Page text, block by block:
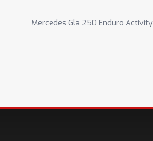
Mercedes Gla 250 Enduro Activity